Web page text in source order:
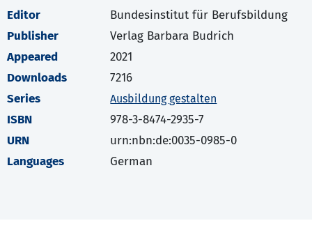
Editor
Bundesinstitut für Berufsbildung
Publisher
Verlag Barbara Budrich
Appeared
2021
Downloads
7216
Series
Ausbildung gestalten
ISBN
978-3-8474-2935-7
URN
urn:nbn:de:0035-0985-0
Languages
German